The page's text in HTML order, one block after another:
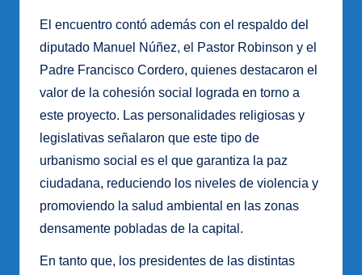
El encuentro contó además con el respaldo del
diputado Manuel Núñez, el Pastor Robinson y el
Padre Francisco Cordero, quienes destacaron el
valor de la cohesión social lograda en torno a
este proyecto. Las personalidades religiosas y
legislativas señalaron que este tipo de
urbanismo social es el que garantiza la paz
ciudadana, reduciendo los niveles de violencia y
promoviendo la salud ambiental en las zonas
densamente pobladas de la capital.
En tanto que, los presidentes de las distintas